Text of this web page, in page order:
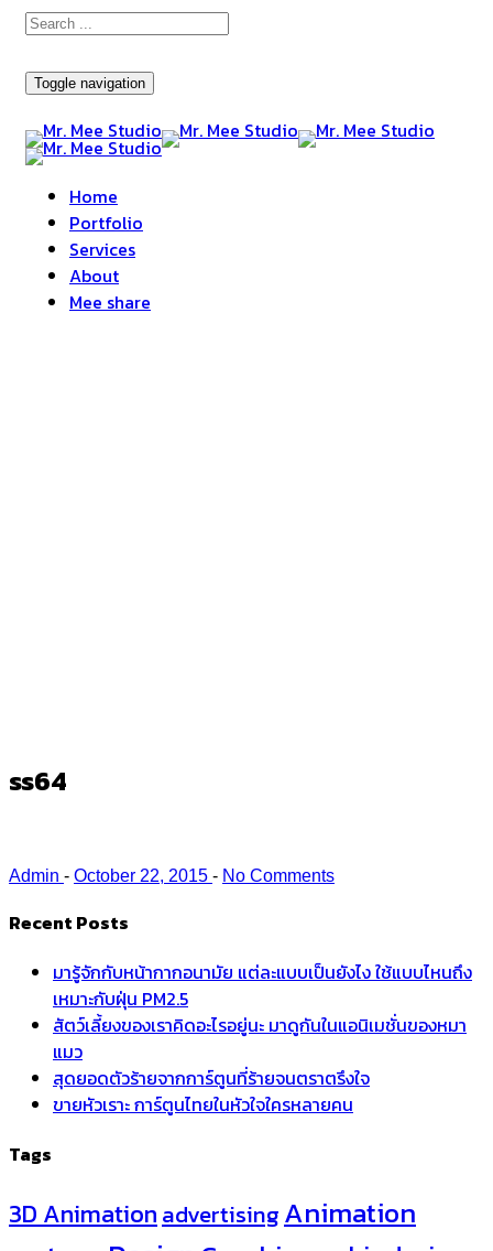
Toggle navigation
Home
Portfolio
Services
About
Mee share
ss64
Admin - October 22, 2015 - No Comments
Recent Posts
มารู้จักกับหน้ากากอนามัย แต่ละแบบเป็นยังไง ใช้แบบไหนถึง
เหมาะกับฝุ่น PM2.5
สัตว์เลี้ยงของเราคิดอะไรอยู่นะ มาดูกันในแอนิเมชั่นของหมา
แมว
สุดยอดตัวร้ายจากการ์ตูนที่ร้ายจนตราตรึงใจ
ขายหัวเราะ การ์ตูนไทยในหัวใจใครหลายคน
Tags
3D AnimationadvertisingAnimation